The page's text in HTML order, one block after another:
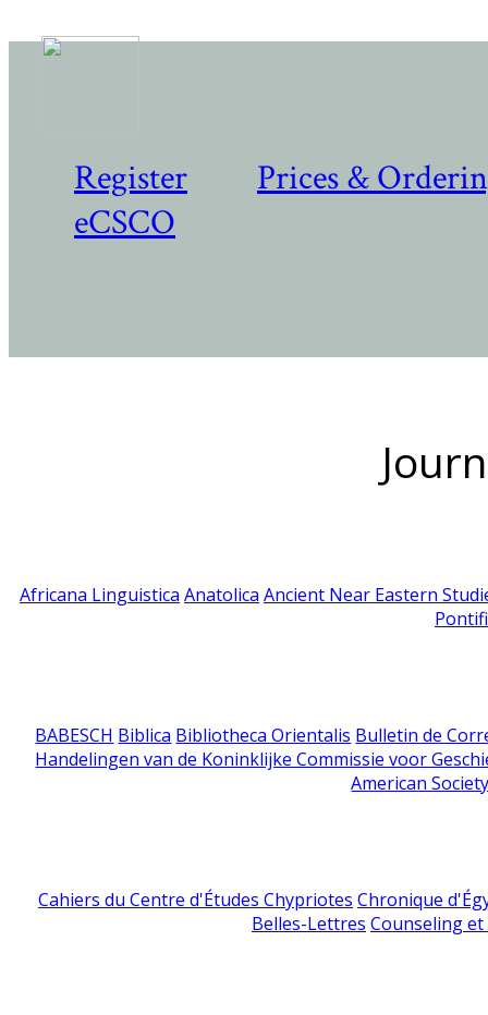
Register
Prices &
eCSCO
Africana Linguistica Anatolica Ancient Near Eastern
BABESCH Biblica Bibliotheca Orientalis Bulletin de
Handelingen van de Koninklijke Commissie voor
American
Cahiers du Centre d'Études Chypriotes Chronique
Belles-Lettres Counseling